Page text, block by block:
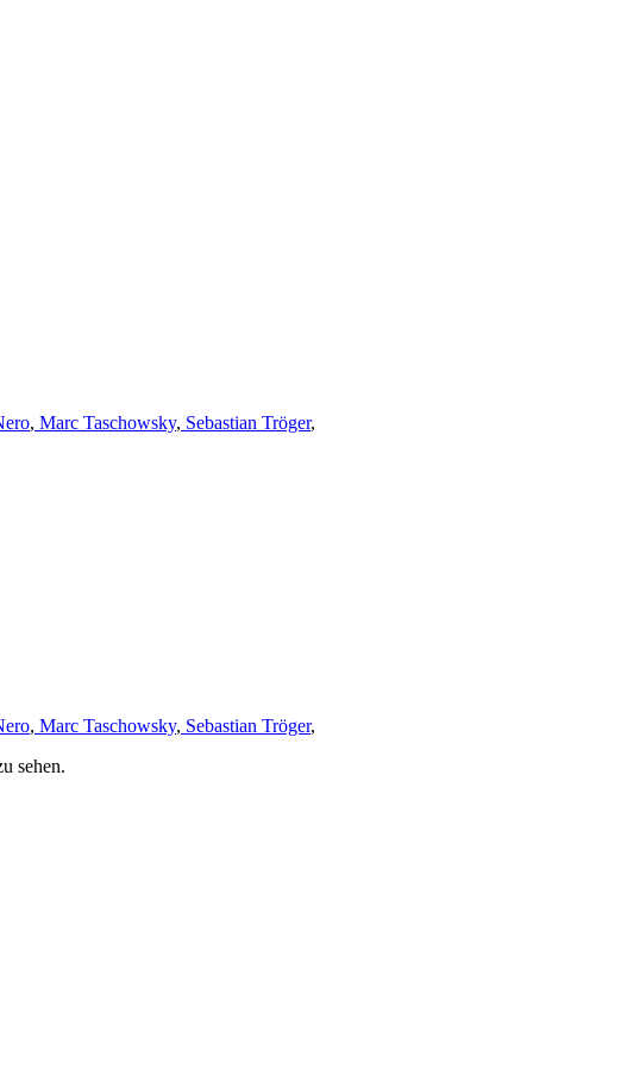
, Marc Taschowsky, Sebastian Tröger,
, Marc Taschowsky, Sebastian Tröger,
sehen.